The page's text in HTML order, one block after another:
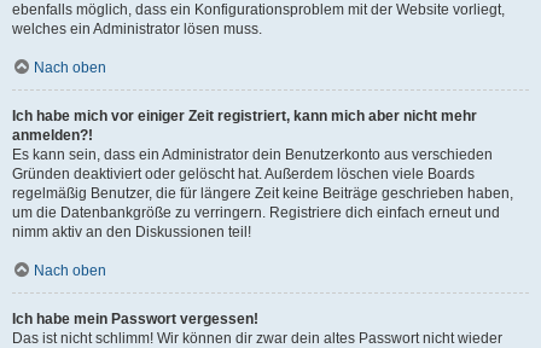
ebenfalls möglich, dass ein Konfigurationsproblem mit der Website vorliegt,
welches ein Administrator lösen muss.
Nach oben
Ich habe mich vor einiger Zeit registriert, kann mich aber nicht mehr
anmelden?!
Es kann sein, dass ein Administrator dein Benutzerkonto aus verschieden
Gründen deaktiviert oder gelöscht hat. Außerdem löschen viele Boards
regelmäßig Benutzer, die für längere Zeit keine Beiträge geschrieben haben,
um die Datenbankgröße zu verringern. Registriere dich einfach erneut und
nimm aktiv an den Diskussionen teil!
Nach oben
Ich habe mein Passwort vergessen!
Das ist nicht schlimm! Wir können dir zwar dein altes Passwort nicht wieder